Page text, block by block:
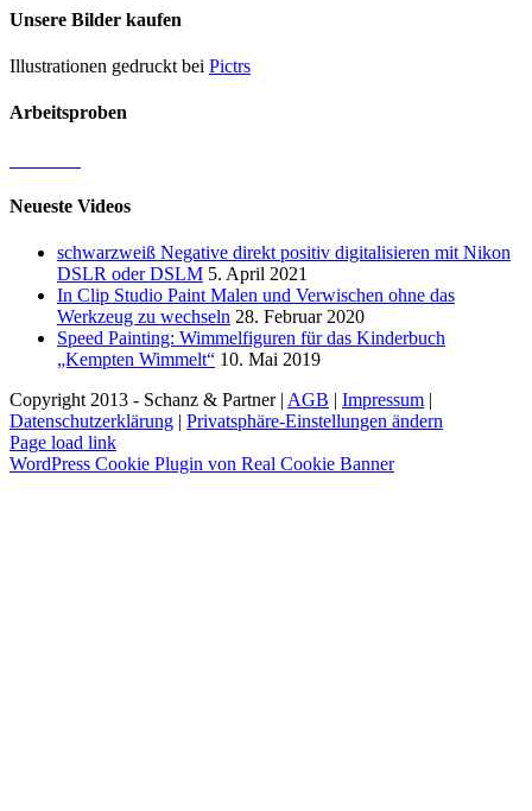
Unsere Bilder kaufen
Illustrationen gedruckt bei Pictrs
Arbeitsproben
Neueste Videos
schwarzweiß Negative direkt positiv digitalisieren mit Nikon
DSLR oder DSLM 5. April 2021
In Clip Studio Paint Malen und Verwischen ohne das
Werkzeug zu wechseln 28. Februar 2020
Speed Painting: Wimmelfiguren für das Kinderbuch
„Kempten Wimmelt“ 10. Mai 2019
Copyright 2013 - Schanz & Partner | AGB | Impressum |
Datenschutzerklärung | Privatsphäre-Einstellungen ändern
Page load link
WordPress Cookie Plugin von Real Cookie Banner